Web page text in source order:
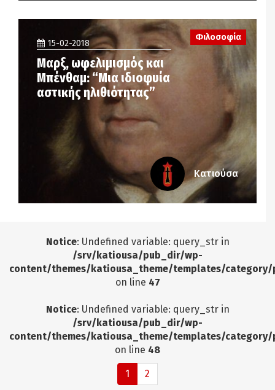
15-02-2018
Μαρξ, ωφελιμισμός και
Μπένθαμ: “Μια ιδιοφυία
αστικής ηλιθιότητας”
Φιλοσοφία
Κατιούσα
Notice: Undefined variable: query_str in
/srv/katiousa/pub_dir/wp-
content/themes/katiousa_theme/templates/
on line 47
Notice: Undefined variable: query_str in
/srv/katiousa/pub_dir/wp-
content/themes/katiousa_theme/templates/
on line 48
1 2